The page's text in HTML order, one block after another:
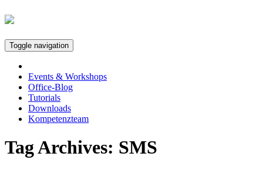
Toggle navigation
Events & Workshops
Office-Blog
Tutorials
Downloads
Kompetenzteam
Tag Archives: SMS